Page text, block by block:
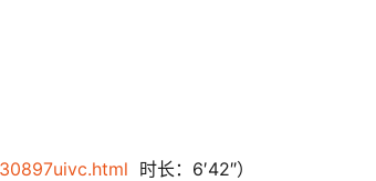
时长：6′42″）